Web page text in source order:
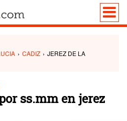
› CADIZ › JEREZ DE LA
ss.mm en jerez